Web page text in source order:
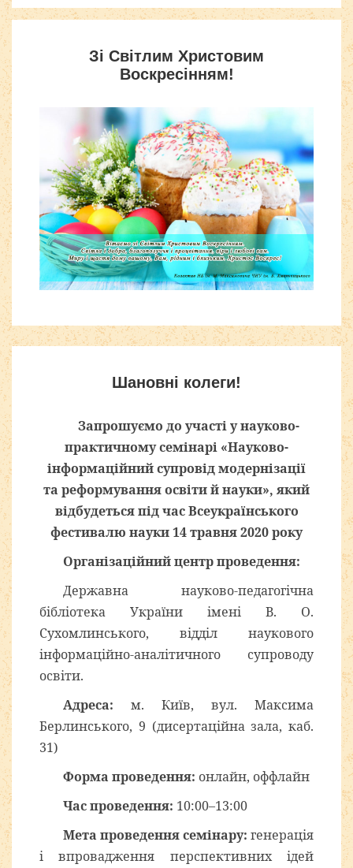
Зі Світлим Христовим
Воскресінням!
Шановні колеги!
Запрошуємо до участі у науково-
практичному семінарі «Науково-
інформаційний супровід модернізації
та реформування освіти й науки», який
відбудеться під час Всеукраїнського
фестивалю науки 14 травня 2020 року
Організаційний центр проведення:
Державна науково-педагогічна
бібліотека України імені В. О.
Сухомлинського, відділ наукового
інформаційно-аналітичного супроводу
освіти.
Адреса: м. Київ, вул. Максима
Берлинського, 9 (дисертаційна зала, каб.
31)
Форма проведення: онлайн, оффлайн
Час проведення: 10:00–13:00
Мета проведення семінару: генерація
і впровадження перспективних ідей